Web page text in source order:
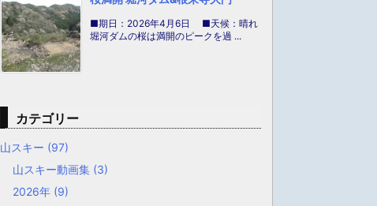
■期日：2026年4月6日 ■天候：晴れ
堀河ダムの桜は満開のピークを過 ...
カテゴリー
山スキー (97)
山スキー動画集 (3)
2026年 (9)